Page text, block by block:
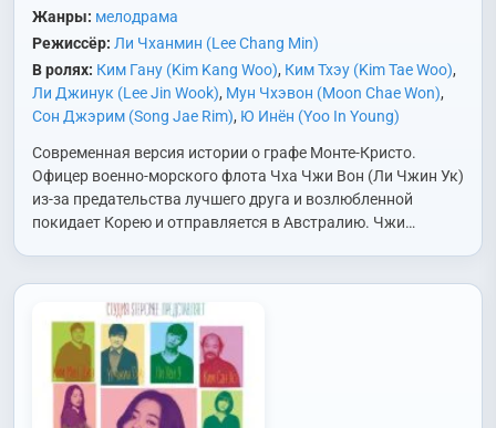
Жанры: мелодрама
Режиссёр: Ли Чханмин (Lee Chang Min)
В ролях: Ким Гану (Kim Kang Woo), Ким Тхэу (Kim Tae Woo),
Ли Джинук (Lee Jin Wook), Мун Чхэвон (Moon Chae Won),
Сон Джэрим (Song Jae Rim), Ю Инён (Yoo In Young)
Современная версия истории о графе Монте-Кристо.
Офицер военно-морского флота Чха Чжи Вон (Ли Чжин Ук)
из-за предательства лучшего друга и возлюбленной
покидает Корею и отправляется в Австралию. Чжи…